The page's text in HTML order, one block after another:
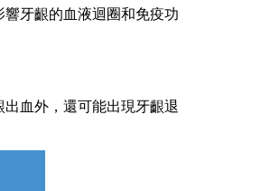
牙齦的血液迴圈和免疫功
血外，還可能出現牙齦退